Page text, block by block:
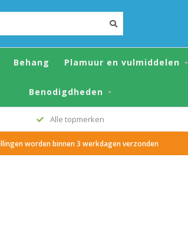
Behang Plamuur en vulmiddelen
Benodigdheden
Alle topmerken
worden binnen 3 werkdagen verzonden